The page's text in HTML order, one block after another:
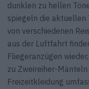
dunklen zu hellen
spiegeln die aktuellen
von verschiedenen
aus der Luftfahrt
Fliegeranzügen
zu Zweireiher-Mänteln
Freizeitkleidung